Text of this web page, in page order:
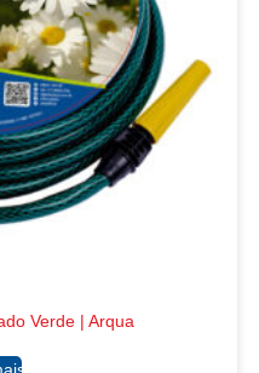
Verde | Arqua